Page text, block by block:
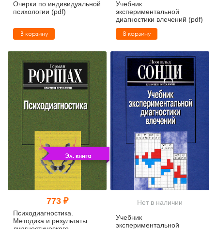
Очерки по индивидуальной
психологии (pdf)
В корзину
Учебник
экспериментальной
диагностики влечений (pdf)
В корзину
Эл. книга
773 ₽
Психодиагностика.
Методика и результаты
Нет в наличии
Учебник
экспериментальной